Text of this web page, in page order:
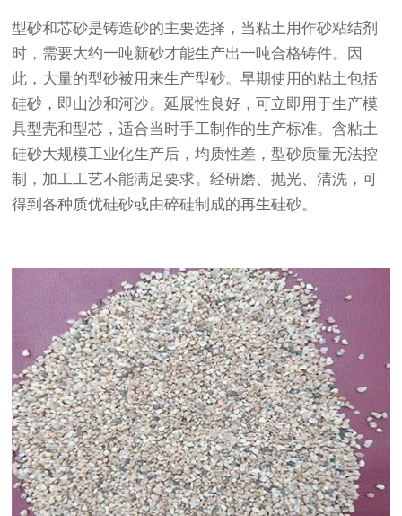
型砂和芯砂是铸造砂的主要选择，当粘土用作砂粘结剂
时，需要大约一吨新砂才能生产出一吨合格铸件。因
此，大量的型砂被用来生产型砂。早期使用的粘土包括
硅砂，即山沙和河沙。延展性良好，可立即用于生产模
具型壳和型芯，适合当时手工制作的生产标准。含粘土
硅砂大规模工业化生产后，均质性差，型砂质量无法控
制，加工工艺不能满足要求。经研磨、抛光、清洗，可
得到各种质优硅砂或由碎硅制成的再生硅砂。